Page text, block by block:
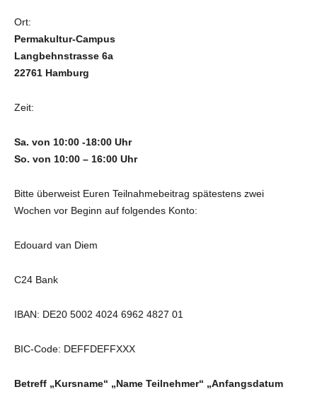
Ort:
Permakultur-Campus
Langbehnstrasse 6a
22761 Hamburg
Zeit:
Sa. von 10:00 -18:00 Uhr
So. von 10:00 – 16:00 Uhr
Bitte überweist Euren Teilnahmebeitrag spätestens zwei
Wochen vor Beginn auf folgendes Konto:
Edouard van Diem
C24 Bank
IBAN: DE20 5002 4024 6962 4827 01
BIC-Code: DEFFDEFFXXX
Betreff „Kursname“ „Name Teilnehmer“ „Anfangsdatum